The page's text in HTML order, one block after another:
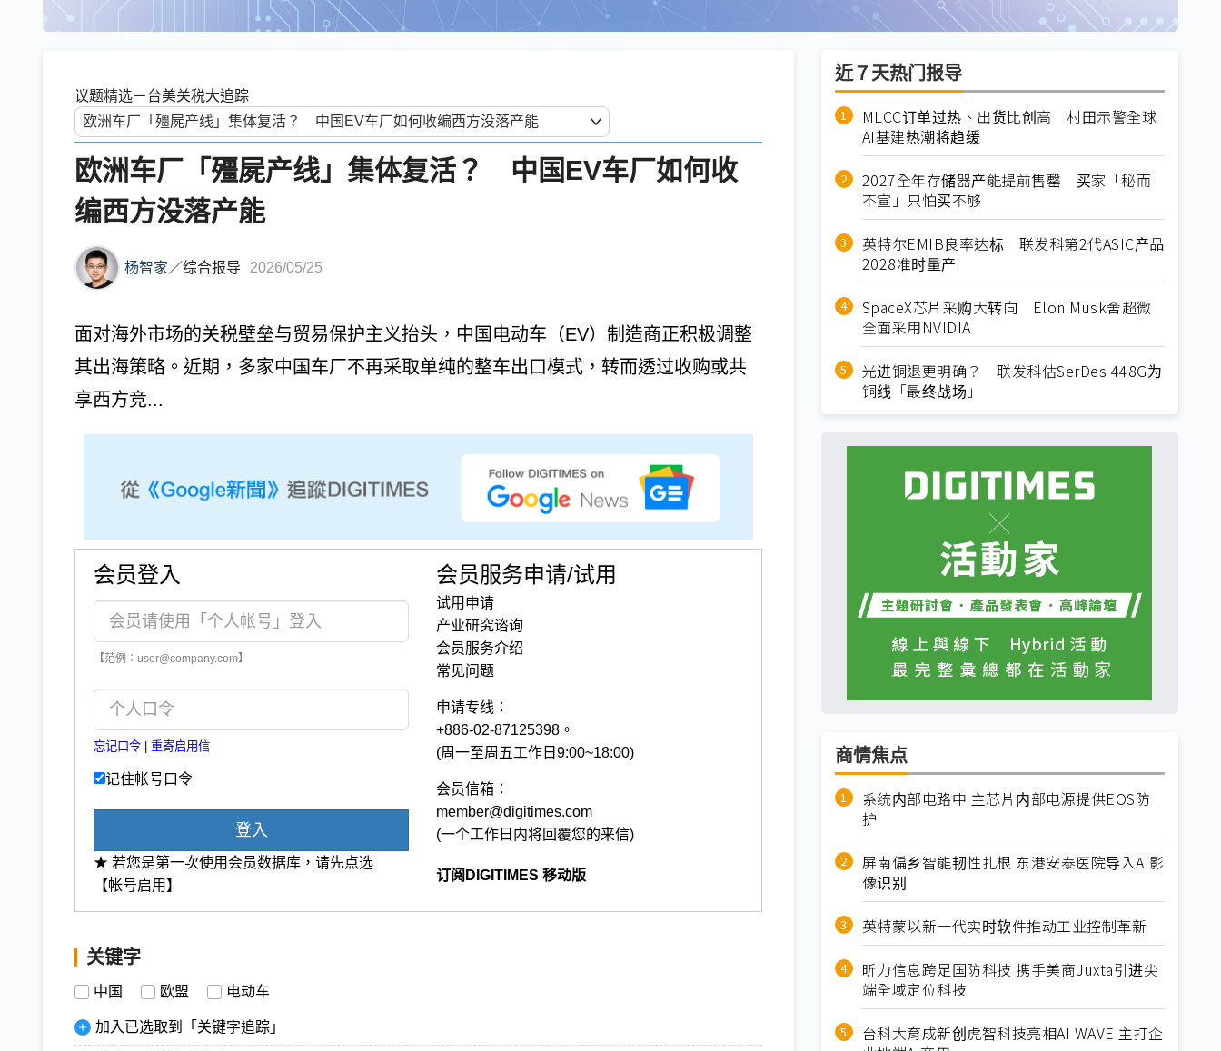
议题精选－台美关税大追踪
欧洲车厂「殭屍产线」集体复活？ 中国EV车厂如何收
编西方没落产能
杨智家 ／综合报导 2026/05/25
面对海外市场的关税壁垒与贸易保护主义抬头，中国电动车（EV）制造商正积极调整
其出海策略。近期，多家中国车厂不再采取单纯的整车出口模式，转而透过收购或共
享西方竞...
会员登入
【范例：user@company.com】
忘记口令 重寄启用信
记住帐号口令
登入
★ 若您是第一次使用会员数据库，请先点选
【帐号启用】
会员服务申请/试用
试用申请
产业研究谘询
会员服务介绍
常见问题
申请专线：
+886-02-87125398。
(周一至周五工作日9:00~18:00)
会员信箱：
member@digitimes.com
(一个工作日内将回覆您的来信)
订阅DIGITIMES 移动版
关键字
中国 欧盟 电动车
加入已选取到「关键字追踪」
近７天热门报导
MLCC订单过热、出货比创高 村田示警全球
AI基建热潮将趋缓
2027全年存储器产能提前售罄 买家「秘而
不宣」只怕买不够
英特尔EMIB良率达标 联发科第2代ASIC产品
2028准时量产
SpaceX芯片采购大转向 Elon Musk舍超微
全面采用NVIDIA
光进铜退更明确？ 联发科估SerDes 448G为
铜线「最终战场」
商情焦点
系统内部电路中 主芯片内部电源提供EOS防
护
屏南偏乡智能韧性扎根 东港安泰医院导入AI影
像识别
英特蒙以新一代实时软件推动工业控制革新
昕力信息跨足国防科技 携手美商Juxta引进尖
端全域定位科技
台科大育成新创虎智科技亮相AI WAVE 主打企